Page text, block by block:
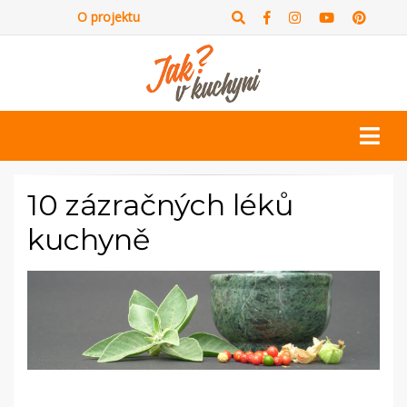
O projektu
10 zázračných léků
kuchyně